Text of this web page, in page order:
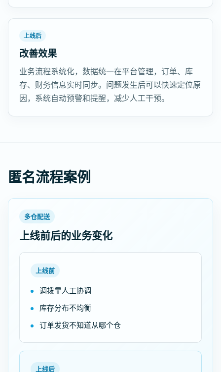
上线后
改善效果
业务流程系统化，数据统一在平台管理，订单、库
存、财务信息实时同步。问题发生后可以快速定位原
因，系统自动预警和提醒，减少人工干预。
匿名流程案例
多仓配送
上线前后的业务变化
上线前
调拨靠人工协调
库存分布不均衡
订单发货不知道从哪个仓
上线后